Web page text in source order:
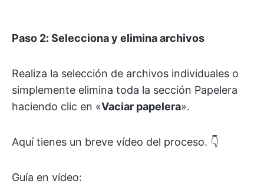
Paso 2: Selecciona y elimina archivos
Realiza la selección de archivos individuales o
simplemente elimina toda la sección Papelera
haciendo clic en «Vaciar papelera».
Aquí tienes un breve vídeo del proceso. 👇
Guía en vídeo: